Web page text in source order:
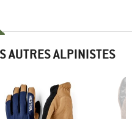
AUTRES ALPINISTES